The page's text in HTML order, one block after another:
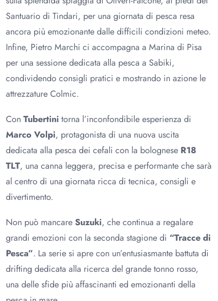
Santuario di Tindari, per una giornata di pesca resa
ancora più emozionante dalle difficili condizioni meteo.
Infine, Pietro Marchi ci accompagna a Marina di Pisa
per una sessione dedicata alla pesca a Sabiki,
condividendo consigli pratici e mostrando in azione le
attrezzature Colmic.
Con Tubertini torna l’inconfondibile esperienza di
Marco Volpi, protagonista di una nuova uscita
dedicata alla pesca dei cefali con la bolognese R18
TLT, una canna leggera, precisa e performante che sarà
al centro di una giornata ricca di tecnica, consigli e
divertimento.
Non può mancareSuzuki, che continua a regalare
grandi emozioni con la seconda stagione di “Tracce di
Pesca”. La serie si apre con un’entusiasmante battuta di
drifting dedicata alla ricerca del grande tonno rosso,
una delle sfide più affascinanti ed emozionanti della